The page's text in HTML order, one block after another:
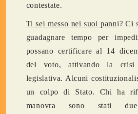
contestate.
Ti sei messo nei suoi panni? Ci
guadagnare tempo per
possano certificare al 14
del voto, attivando la
legislativa. Alcuni
un colpo di Stato. Chi ha
manovra sono stati due